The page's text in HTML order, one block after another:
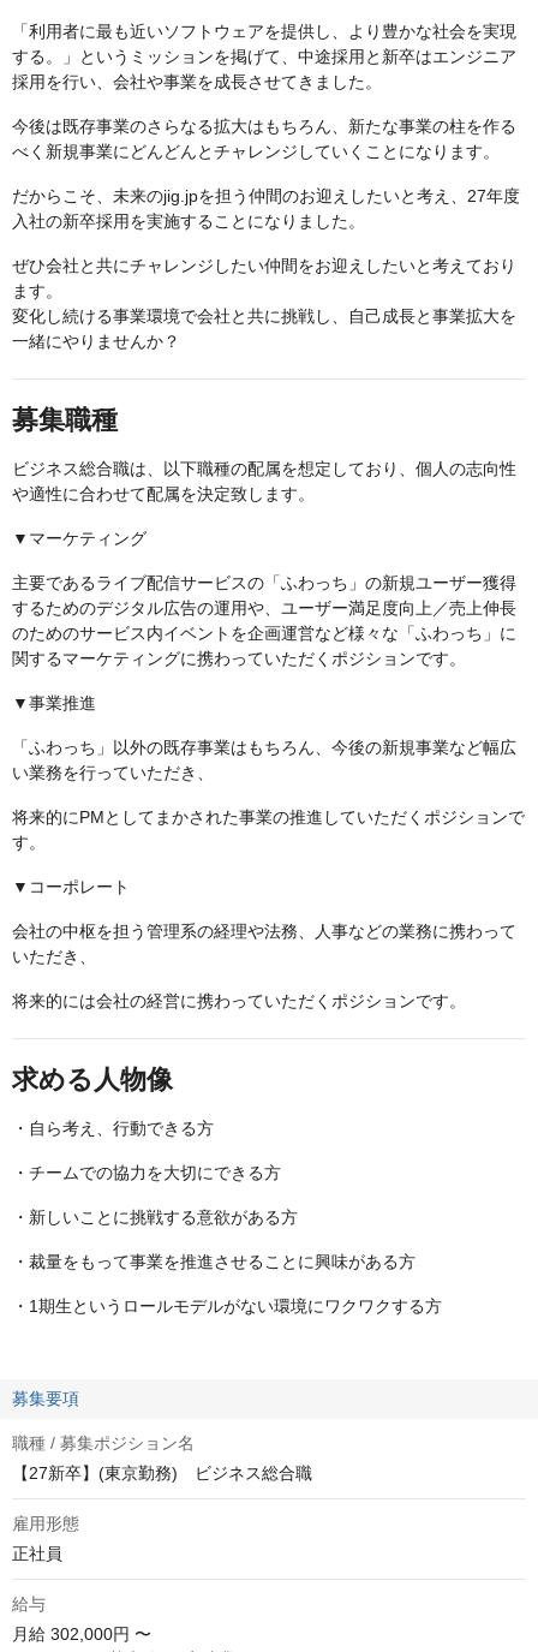
「利用者に最も近いソフトウェアを提供し、より豊かな社会を実現
する。」というミッションを掲げて、中途採用と新卒はエンジニア
採用を行い、会社や事業を成長させてきました。
今後は既存事業のさらなる拡大はもちろん、新たな事業の柱を作る
べく新規事業にどんどんとチャレンジしていくことになります。
だからこそ、未来のjig.jpを担う仲間のお迎えしたいと考え、27年度
入社の新卒採用を実施することになりました。
ぜひ会社と共にチャレンジしたい仲間をお迎えしたいと考えており
ます。
変化し続ける事業環境で会社と共に挑戦し、自己成長と事業拡大を
一緒にやりませんか？
募集職種
ビジネス総合職は、以下職種の配属を想定しており、個人の志向性
や適性に合わせて配属を決定致します。
▼マーケティング
主要であるライブ配信サービスの「ふわっち」の新規ユーザー獲得
するためのデジタル広告の運用や、ユーザー満足度向上／売上伸長
のためのサービス内イベントを企画運営など様々な「ふわっち」に
関するマーケティングに携わっていただくポジションです。
▼事業推進
「ふわっち」以外の既存事業はもちろん、今後の新規事業など幅広
い業務を行っていただき、
将来的にPMとしてまかされた事業の推進していただくポジションで
す。
▼コーポレート
会社の中枢を担う管理系の経理や法務、人事などの業務に携わって
いただき、
将来的には会社の経営に携わっていただくポジションです。
求める人物像
・自ら考え、行動できる方
・チームでの協力を大切にできる方
・新しいことに挑戦する意欲がある方
・裁量をもって事業を推進させることに興味がある方
・1期生というロールモデルがない環境にワクワクする方
募集要項
職種 / 募集ポジション名
【27新卒】(東京勤務) ビジネス総合職
雇用形態
正社員
給与
月給 302,000円 〜